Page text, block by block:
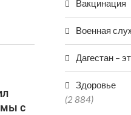
с
Вакцинация
Военная
Дагестан –
Здоровье
(2 884)